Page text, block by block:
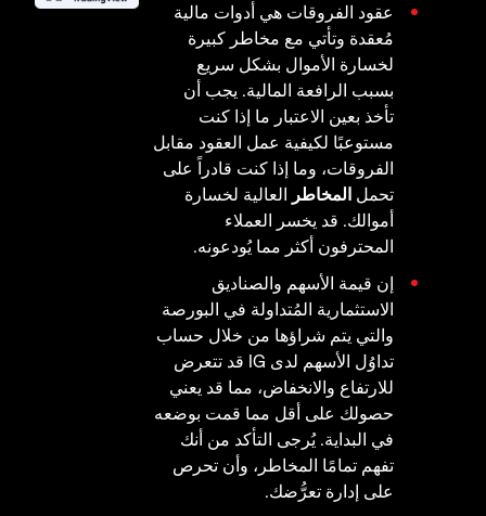
عقود الفروقات هي أدوات مالية
مُعقدة وتأتي مع مخاطر كبيرة
لخسارة الأموال بشكل سريع
بسبب الرافعة المالية. يجب أن
تأخذ بعين الاعتبار ما إذا كنت
مستوعبًا لكيفية عمل العقود مقابل
الفروقات، وما إذا كنت قادراً على
تحمل المخاطر العالية لخسارة
أموالك. قد يخسر العملاء
المحترفون أكثر مما يُودعونه.
إن قيمة الأسهم والصناديق
الاستثمارية المُتداولة في البورصة
والتي يتم شراؤها من خلال حساب
تداوُل الأسهم لدى IG قد تتعرض
للارتفاع والانخفاض، مما قد يعني
حصولك على أقل مما قمت بوضعه
في البداية. يُرجى التأكد من أنك
تفهم تمامًا المخاطر، وأن تحرص
على إدارة تعرُّضك.